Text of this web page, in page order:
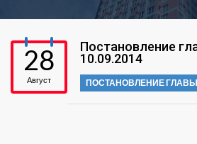
28
Август
Постановление
10.09.2014
ПОСТАНОВЛЕНИЕ ГЛАВЫ